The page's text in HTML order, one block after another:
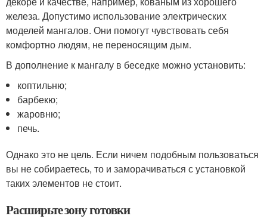
железа. Допустимо использование электрических
моделей мангалов. Они помогут чувствовать себя
комфортно людям, не переносящим дым.
В дополнение к мангалу в беседке можно установить:
коптильню;
барбекю;
жаровню;
печь.
Однако это не цель. Если ничем подобным пользоваться
вы не собираетесь, то и заморачиваться с установкой
таких элементов не стоит.
Расширьте зону готовки